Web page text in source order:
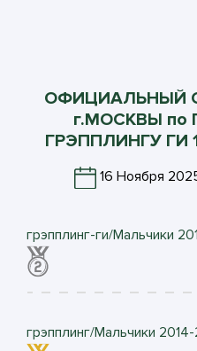
ОФИЦИАЛЬНЫЙ
г.МОСКВЫ по
ГРЭППЛИНГУ ГИ
16 Ноября
грэпплинг-ги/Мальчики
грэпплинг/Мальчики 2014-